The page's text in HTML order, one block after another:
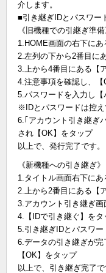
介します。
■引き継ぎIDとパスワー
《旧機種での引継ぎ準備
1.HOME画面の右下に
2.左列の下から2番目に
3.上から4番目にある【
4.注意事項を確認し、
5.パスワードを入力し
※IDとパスワードは控え
6.｢アカウント引き継ぎ
され【OK】をタップ
以上で、発行完了です。
《新機種への引き継ぎ》
1.タイトル画面右下に
2.上から2番目にある【
3.アカウント引き継ぎ画
4.【IDで引き継ぐ】をタ
5.引き継ぎIDとパスワ
6.データの引き継ぎが
【OK】をタップ
以上で、引き継ぎ完了で